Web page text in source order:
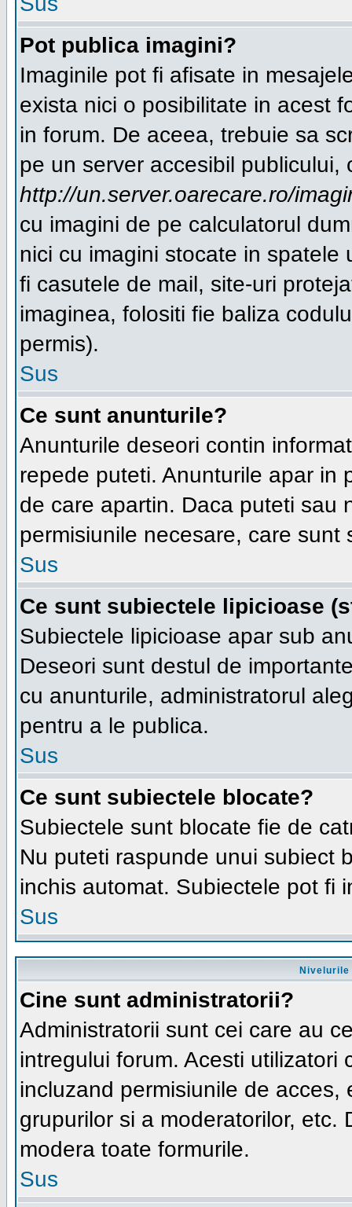
Pot publica imagini?
Imaginile pot fi afisate in
exista nici o posibilitate in acest
in forum. De aceea, trebuie sa
pe un server accesibil publicului,
http://un.server.oarecare.ro/
cu imagini de pe calculatorul
nici cu imagini stocate in
fi casutele de mail, site-uri
imaginea, folositi fie baliza
permis).
Sus
Ce sunt anunturile?
Anunturile deseori contin
repede puteti. Anunturile apar in
de care apartin. Daca puteti sau
permisiunile necesare, care sunt
Sus
Ce sunt subiectele lipicioase
Subiectele lipicioase apar sub
Deseori sunt destul de
cu anunturile, administratorul
pentru a le publica.
Sus
Ce sunt subiectele blocate?
Subiectele sunt blocate fie de
Nu puteti raspunde unui subiect
inchis automat. Subiectele pot fi
Sus
Cine sunt administratorii?
Administratorii sunt cei care au
intregului forum. Acesti utilizatori
incluzand permisiunile de acces,
grupurilor si a moderatorilor,
modera toate formurile.
Sus